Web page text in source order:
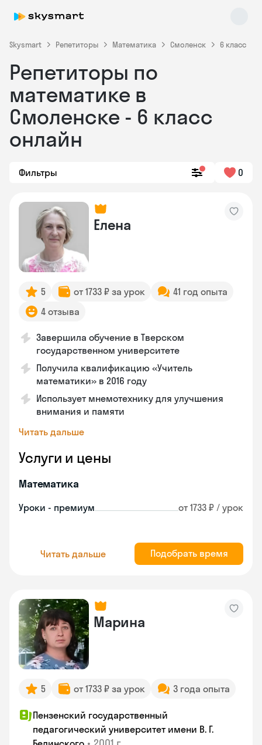
Skysmart Репетиторы Математика Смоленск 6 класс
Репетиторы по
математике в
Смоленске - 6 класс
онлайн
Фильтры 0
Елена
5 от 1733 ₽ за урок
41 год опыта
4 отзыва
Завершила обучение в Тверском
государственном университете
Получила квалификацию «Учитель
математики» в 2016 году
Использует мнемотехнику для улучшения
внимания и памяти
Читать дальше
Услуги и цены
Математика
Уроки - премиум от 1733 ₽ / урок
Читать дальше Подобрать время
Марина
5 от 1733 ₽ за урок 3 года опыта
Пензенский государственный
педагогический университет имени В. Г.